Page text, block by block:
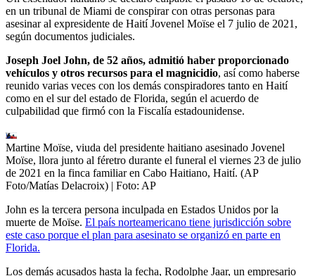
en un tribunal de Miami de conspirar con otras personas para
asesinar al expresidente de Haití Jovenel Moïse el 7 julio de 2021,
según documentos judiciales.
Joseph Joel John, de 52 años, admitió haber proporcionado
vehículos y otros recursos para el magnicidio, así como haberse
reunido varias veces con los demás conspiradores tanto en Haití
como en el sur del estado de Florida, según el acuerdo de
culpabilidad que firmó con la Fiscalía estadounidense.
Martine Moïse, viuda del presidente haitiano asesinado Jovenel
Moïse, llora junto al féretro durante el funeral el viernes 23 de julio
de 2021 en la finca familiar en Cabo Haitiano, Haití. (AP
Foto/Matías Delacroix) | Foto: AP
John es la tercera persona inculpada en Estados Unidos por la
muerte de Moïse. El país norteamericano tiene jurisdicción sobre
este caso porque el plan para asesinato se organizó en parte en
Florida.
Los demás acusados hasta la fecha, Rodolphe Jaar, un empresario